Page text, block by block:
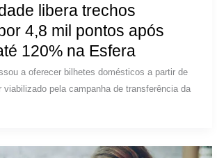
libera trechos
4,8 mil pontos após
120% na Esfera
a oferecer bilhetes domésticos a partir de
viabilizado pela campanha de transferência da